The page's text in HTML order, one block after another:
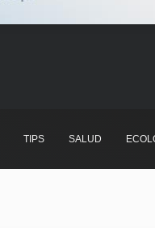
TIPS SALUD